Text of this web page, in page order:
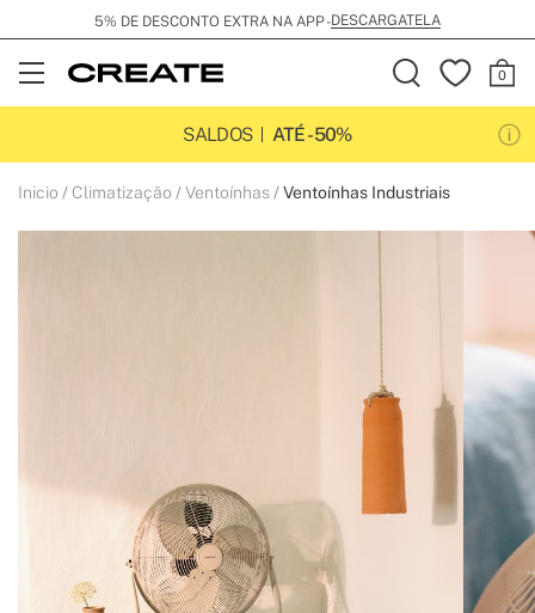
5% DE DESCONTO EXTRA NA APP -DESCARGATELA
Open
Menu
SALDOS
ATÉ -50%
Inicio Climatização Ventoínhas Ventoínhas Industriais